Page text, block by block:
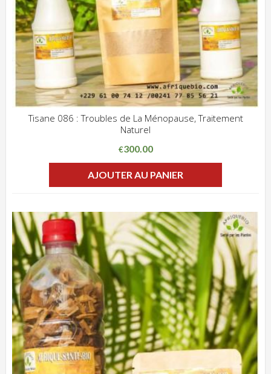
Tisane 086 : Troubles de La Ménopause, Traitement
Naturel
€300.00
AJOUTER AU PANIER